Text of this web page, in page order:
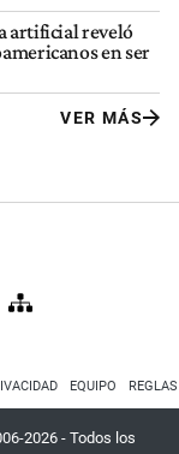
artificial reveló
en ser
VER MÁS
EQUIPO
2026 - Todos los